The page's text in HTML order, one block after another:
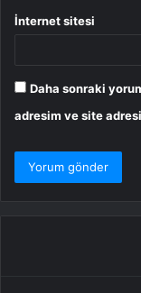
İnternet sitesi
Daha sonraki
adresim ve site